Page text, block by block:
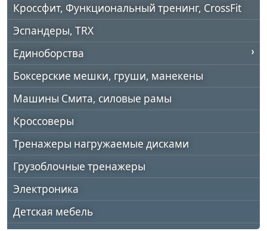
Кроссфит, Функциональный тренинг, CrossFit
Эспандеры, TRX
Единоборства
Боксерские мешки, груши, манекены
Машины Смита, силовые рамы
Кроссоверы
Тренажеры нагружаемые дисками
Грузоблочные тренажеры
Электроника
Детская мебель